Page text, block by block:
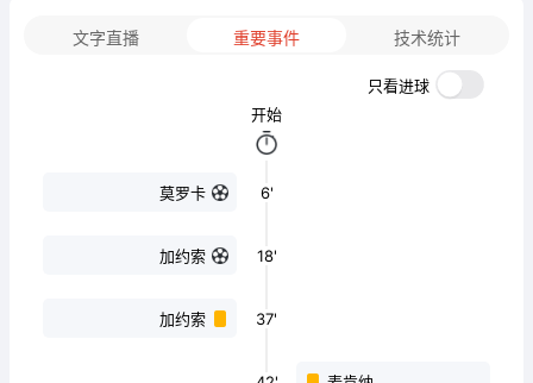
文字直播 重要事件 技术统计
只看进球
开始
莫罗卡 6'
加约索 18'
加约索 37'